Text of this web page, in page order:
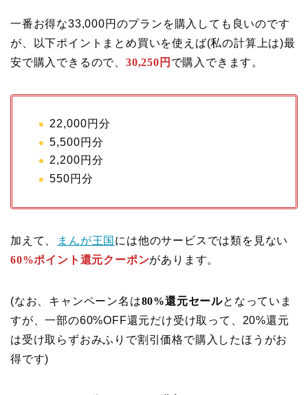
一番お得な33,000円のプランを購入しても良いのです
が、以下ポイントまとめ買いを使えば(私の計算上は)最
安で購入できるので、 30,250円 で購入できます。
22,000円分
5,500円分
2,200円分
550円分
加えて、 まんが王国 には他のサービスでは類を見ない
60%ポイント還元クーポンがあります。
(なお、キャンペーン名は80%還元セールとなっていま
すが、一部の60%OFF還元だけ受け取って、20%還元
は受け取らずおみふりで割引価格で購入したほうがお
得です)